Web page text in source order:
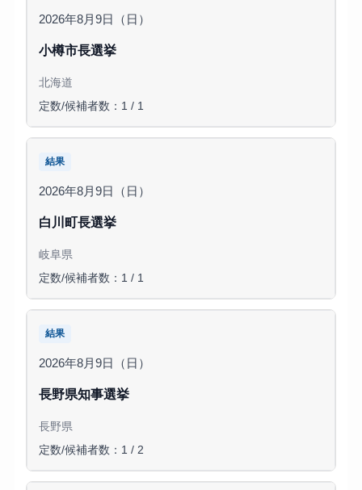
2026年8月9日（日）
小樽市長選挙
北海道
定数/候補者数：1 / 1
結果
2026年8月9日（日）
白川町長選挙
岐阜県
定数/候補者数：1 / 1
結果
2026年8月9日（日）
長野県知事選挙
長野県
定数/候補者数：1 / 2